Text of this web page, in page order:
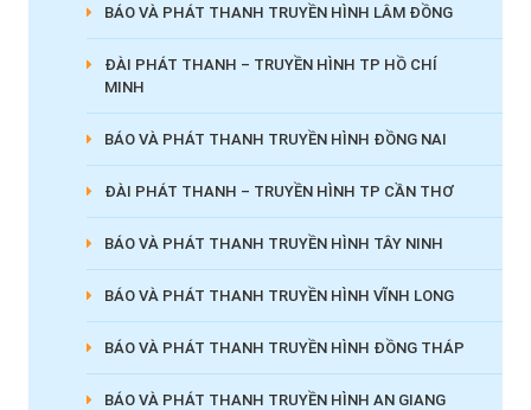
BÁO VÀ PHÁT THANH TRUYỀN HÌNH LÂM ĐỒNG
ĐÀI PHÁT THANH – TRUYỀN HÌNH TP HỒ CHÍ
MINH
BÁO VÀ PHÁT THANH TRUYỀN HÌNH ĐỒNG NAI
ĐÀI PHÁT THANH – TRUYỀN HÌNH TP CẦN THƠ
BÁO VÀ PHÁT THANH TRUYỀN HÌNH TÂY NINH
BÁO VÀ PHÁT THANH TRUYỀN HÌNH VĨNH LONG
BÁO VÀ PHÁT THANH TRUYỀN HÌNH ĐỒNG THÁP
BÁO VÀ PHÁT THANH TRUYỀN HÌNH AN GIANG